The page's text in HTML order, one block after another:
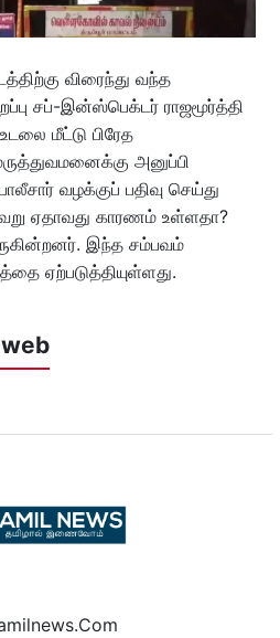
விரைந்து வந்த
சப்-இன்ஸ்பெக்டர் ராஜமூர்த்தி
மீட்டு பிரேத
அனுப்பி
வழக்குப் பதிவு செய்து
ஏதாவது காரணம் உள்ளதா?
இந்த சம்பவம்
ஏற்படுத்தியுள்ளது.